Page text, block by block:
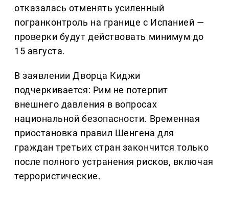
отказалась отменять усиленный
погранконтроль на границе с Испанией —
проверки будут действовать минимум до
15 августа.
В заявлении Дворца Киджи
подчеркивается: Рим не потерпит
внешнего давления в вопросах
национальной безопасности. Временная
приостановка правил Шенгена для
граждан третьих стран закончится только
после полного устранения рисков, включая
террористические.